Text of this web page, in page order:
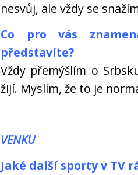
nesvůj, ale vždy se
Co pro vás
představíte?
Vždy přemýšlím o
žijí. Myslím, že to je
VENKU
Jaké další sporty v TV